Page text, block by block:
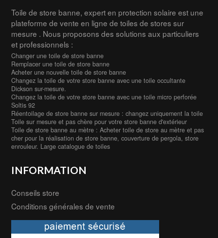
Toile de store banne, expert en protection solaire est une
plateforme de vente en ligne de toiles de stores sur
mesure . Nous proposons des solutions aux particuliers
et professionnels :
Changer une toile de store banne
Remplacer une toile de store banne
Acheter une nouvelle toile de store banne
Changez la toile de votre store banne avec une toile occultante
Dickson sur-mesure.
Changez la toile de votre store banne avec une toile micro perforée
Soltis 92
Réentoilage de store banne sur mesure : changez uniquement la toile
Toile sur mesure et pas chère pour votre store banne d'extérieur
Toile de store banne au mètre : Acheter toile de store au mètre et pas
cher pour la réalisation de store banne, couverture de pergola, store
enrouleur. Large catalogue de toiles
INFORMATION
Conseils store
Conditions générales de vente